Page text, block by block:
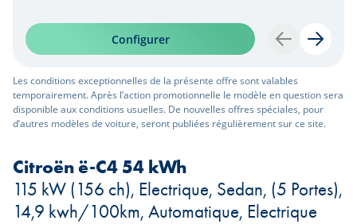
Configurer Retour
Les conditions exceptionnelles de la présente offre sont valables
temporairement. Après l’action promotionnelle le modèle en question sera
disponible aux conditions usuelles. De nouvelles offres spéciales, pour
d’autres modèles de voiture, seront publiées régulièrement sur ce site.
Citroën ë-C4 54 kWh
115 kW (156 ch), Electrique, Sedan, (5 Portes),
14,9 kwh/100km, Automatique, Electrique